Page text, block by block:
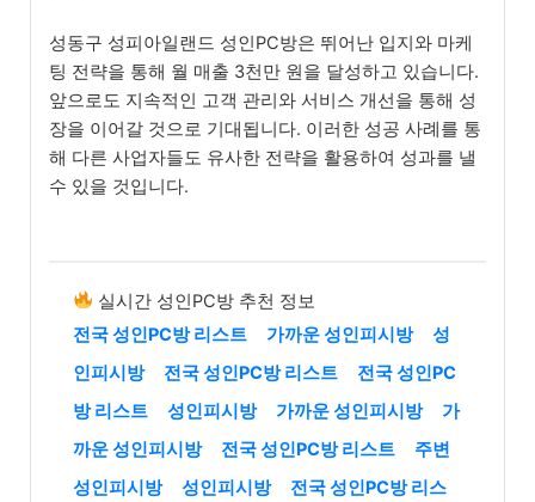
성동구 성피아일랜드 성인PC방은 뛰어난 입지와 마케
팅 전략을 통해 월 매출 3천만 원을 달성하고 있습니다.
앞으로도 지속적인 고객 관리와 서비스 개선을 통해 성
장을 이어갈 것으로 기대됩니다. 이러한 성공 사례를 통
해 다른 사업자들도 유사한 전략을 활용하여 성과를 낼
수 있을 것입니다.
실시간 성인PC방 추천 정보
전국 성인PC방 리스트
가까운 성인피시방
성
인피시방
전국 성인PC방 리스트
전국 성인PC
방 리스트
성인피시방 가까운 성인피시방
가
까운 성인피시방
전국 성인PC방 리스트
주변
성인피시방
성인피시방
전국 성인PC방 리스